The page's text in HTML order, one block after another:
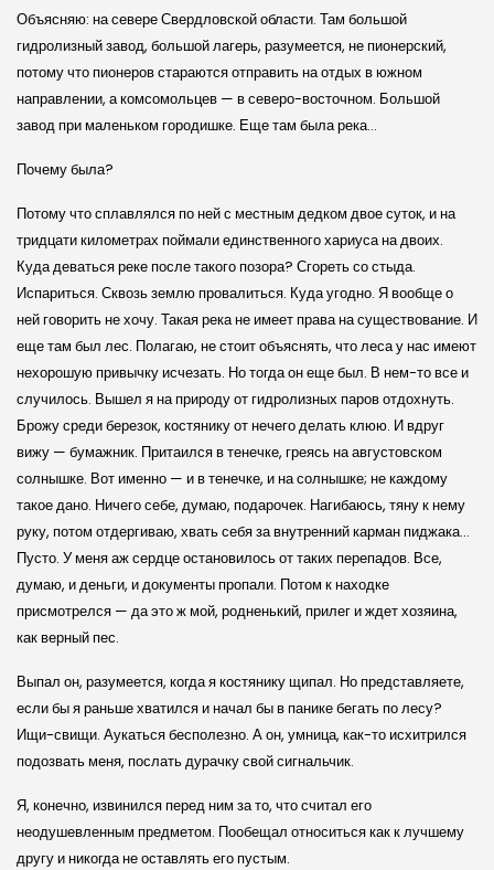
Объясняю: на севере Свердловской области. Там большой
гидролизный завод, большой лагерь, разумеется, не пионерский,
потому что пионеров стараются отправить на отдых в южном
направлении, а комсомольцев — в северо-восточном. Большой
завод при маленьком городишке. Еще там была река…
Почему была?
Потому что сплавлялся по ней с местным дедком двое суток, и на
тридцати километрах поймали единственного хариуса на двоих.
Куда деваться реке после такого позора? Сгореть со стыда.
Испариться. Сквозь землю провалиться. Куда угодно. Я вообще о
ней говорить не хочу. Такая река не имеет права на существование. И
еще там был лес. Полагаю, не стоит объяснять, что леса у нас имеют
нехорошую привычку исчезать. Но тогда он еще был. В нем-то все и
случилось. Вышел я на природу от гидролизных паров отдохнуть.
Брожу среди березок, костянику от нечего делать клюю. И вдруг
вижу — бумажник. Притаился в тенечке, греясь на августовском
солнышке. Вот именно — и в тенечке, и на солнышке; не каждому
такое дано. Ничего себе, думаю, подарочек. Нагибаюсь, тяну к нему
руку, потом отдергиваю, хвать себя за внутренний карман пиджака…
Пусто. У меня аж сердце остановилось от таких перепадов. Все,
думаю, и деньги, и документы пропали. Потом к находке
присмотрелся — да это ж мой, родненький, прилег и ждет хозяина,
как верный пес.
Выпал он, разумеется, когда я костянику щипал. Но представляете,
если бы я раньше хватился и начал бы в панике бегать по лесу?
Ищи-свищи. Аукаться бесполезно. А он, умница, как-то исхитрился
подозвать меня, послать дурачку свой сигнальчик.
Я, конечно, извинился перед ним за то, что считал его
неодушевленным предметом. Пообещал относиться как к лучшему
другу и никогда не оставлять его пустым.